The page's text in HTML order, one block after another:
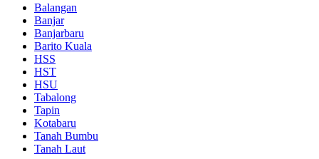
Balangan
Banjar
Banjarbaru
Barito Kuala
HSS
HST
HSU
Tabalong
Tapin
Kotabaru
Tanah Bumbu
Tanah Laut